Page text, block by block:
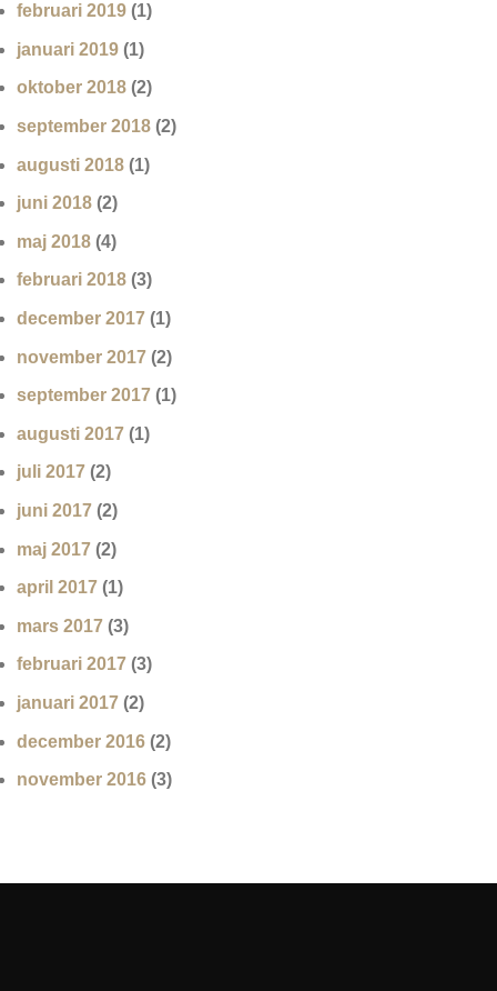
februari 2019 (1)
januari 2019 (1)
oktober 2018 (2)
september 2018 (2)
augusti 2018 (1)
juni 2018 (2)
maj 2018 (4)
februari 2018 (3)
december 2017 (1)
november 2017 (2)
september 2017 (1)
augusti 2017 (1)
juli 2017 (2)
juni 2017 (2)
maj 2017 (2)
april 2017 (1)
mars 2017 (3)
februari 2017 (3)
januari 2017 (2)
december 2016 (2)
november 2016 (3)